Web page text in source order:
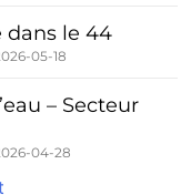
dans le 44
05-18
– Secteur
04-28